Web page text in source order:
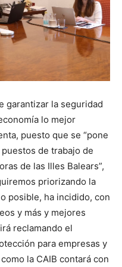
garantizar la seguridad
lo mejor
puesto que se “pone
de trabajo de
de las Illes Balears”,
priorizando la
posible, ha incidido, con
y más y mejores
reclamando el
para empresas y
la CAIB contará con